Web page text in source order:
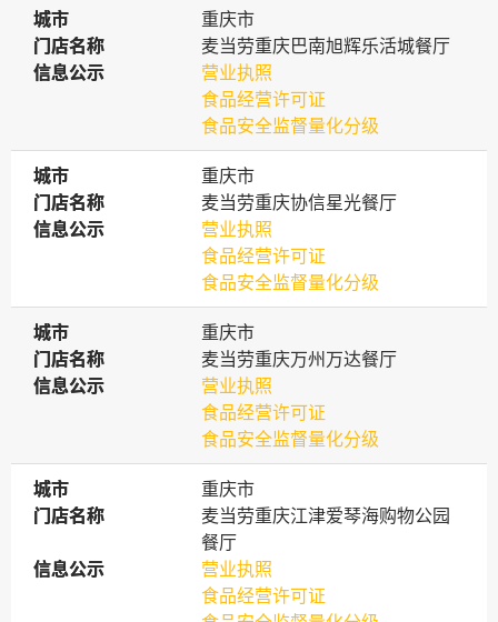
城市
城市
重庆市
门店名称
门店名称
麦当劳重庆巴南旭辉乐活城餐厅
信息公示
信息公示
营业执照
食品经营许可证
食品安全监督量化分级
城市
城市
重庆市
门店名称
门店名称
麦当劳重庆协信星光餐厅
信息公示
信息公示
营业执照
食品经营许可证
食品安全监督量化分级
城市
城市
重庆市
门店名称
门店名称
麦当劳重庆万州万达餐厅
信息公示
信息公示
营业执照
食品经营许可证
食品安全监督量化分级
城市
城市
重庆市
门店名称
门店名称
麦当劳重庆江津爱琴海购物公园
餐厅
信息公示
信息公示
营业执照
食品经营许可证